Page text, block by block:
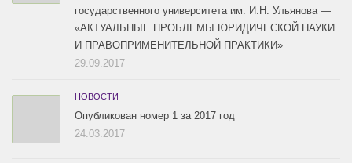
государственного университета им. И.Н. Ульянова —
«АКТУАЛЬНЫЕ ПРОБЛЕМЫ ЮРИДИЧЕСКОЙ НАУКИ
И ПРАВОПРИМЕНИТЕЛЬНОЙ ПРАКТИКИ»
29.09.2017
НОВОСТИ
Опубликован номер 1 за 2017 год
24.03.2017